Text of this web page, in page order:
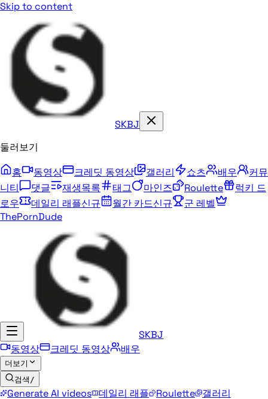
Skip to content
SKBJ
둘러보기
홈
동영상 크레딧 동영상 갤러리 쇼츠 배우
커뮤
니티
댓글 재생목록 태그 마인즈 Roulette
럭키 드
로우
데일리 래플신규 월간 카드신규
군 레벨
ThePornDude
SKBJ
동영상
크레딧 동영상 배우
더보기
검색 /
Generate AI videos 데일리 래플 Roulette
갤러리